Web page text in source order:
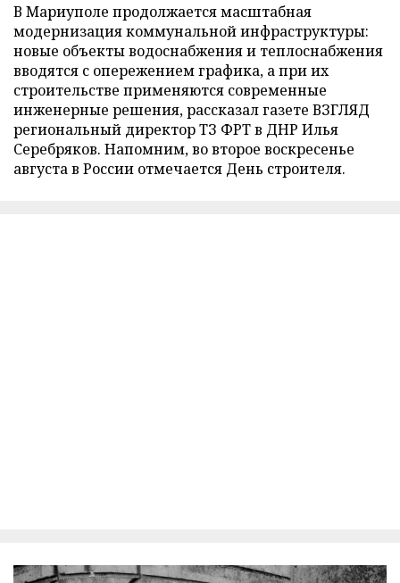
В Мариуполе продолжается масштабная
модернизация коммунальной инфраструктуры:
новые объекты водоснабжения и теплоснабжения
вводятся с опережением графика, а при их
строительстве применяются современные
инженерные решения, рассказал газете ВЗГЛЯД
региональный директор ТЗ ФРТ в ДНР Илья
Серебряков. Напомним, во второе воскресенье
августа в России отмечается День строителя.